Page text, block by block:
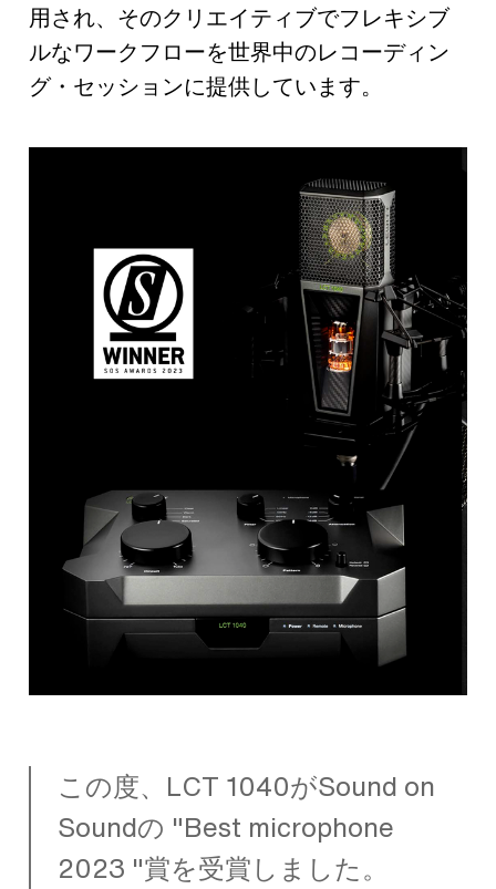
用され、そのクリエイティブでフレキシブ
ルなワークフローを世界中のレコーディン
グ・セッションに提供しています。
この度、LCT 1040がSound on
Soundの "Best microphone
2023 "賞を受賞しました。